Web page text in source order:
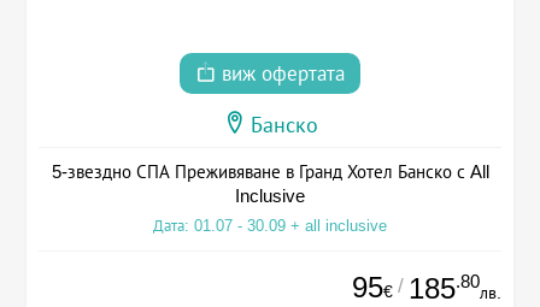
виж офертата
Банско
5-звездно СПА Преживяване в Гранд Хотел Банско с All
Inclusive
Дата: 01.07 - 30.09 + all inclusive
95€ / 185.80
лв.